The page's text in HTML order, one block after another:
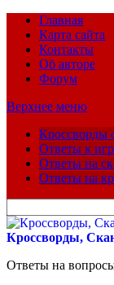
Главная
Карта сайта
Контакты
Об авторе
Форум
Верхнее меню
Кроссворды
Ответы к
Ответы на
Ответы на
для:
Кроссворды,
Ответы на